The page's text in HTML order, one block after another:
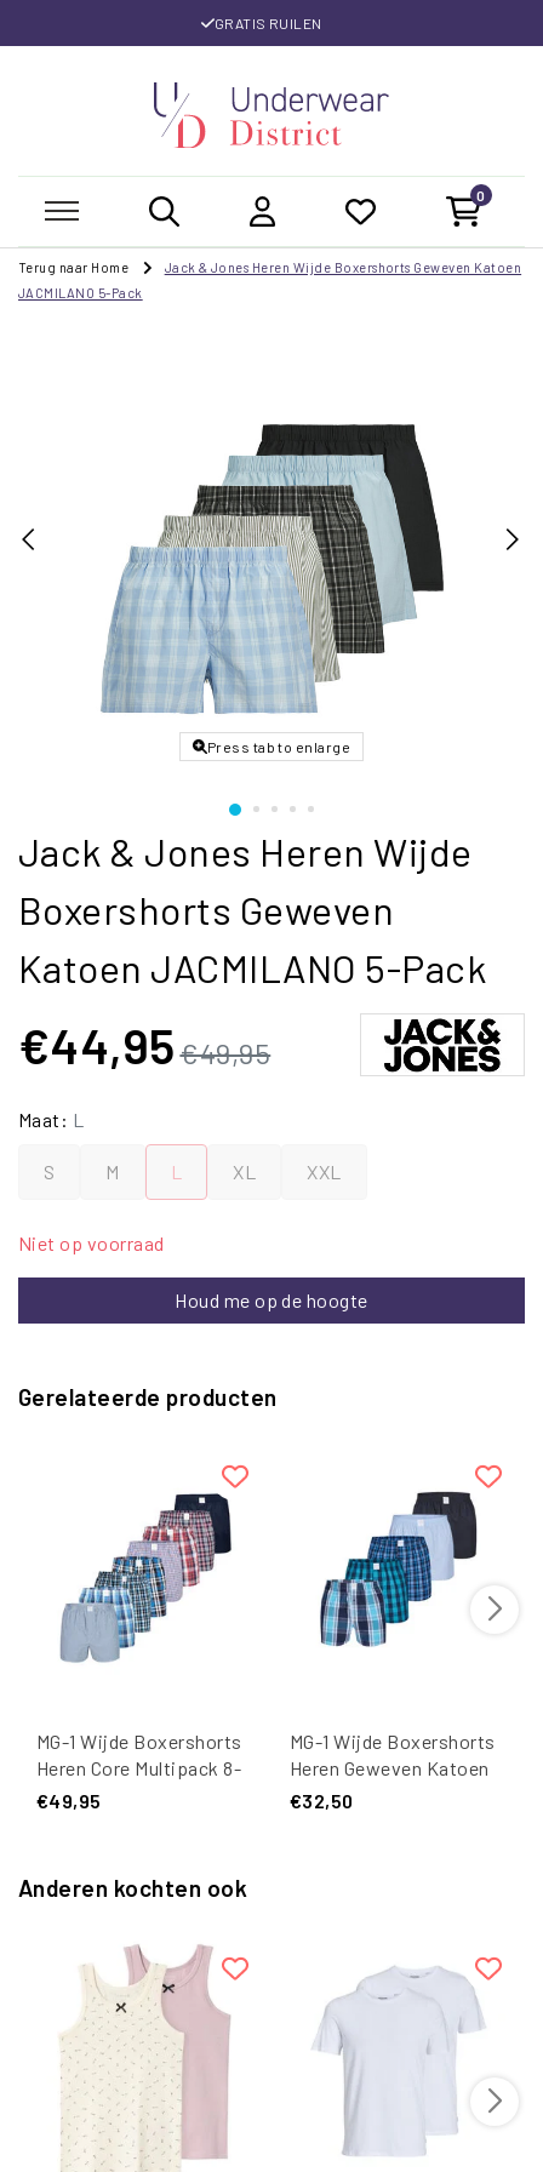
GRATIS RUILEN
0
Terug naar Home
Jack & Jones Heren Wijde Boxershorts Geweven Katoen
JACMILANO 5-Pack
Press tab to enlarge
Jack & Jones Heren Wijde
Boxershorts Geweven
Katoen JACMILANO 5-Pack
€44,95€49,95
Maat: L
S M L XL XXL
Niet op voorraad
Houd me op de hoogte
Gerelateerde producten
MG-1 Wijde Boxershorts
Heren Core Multipack 8-
Pack
€49,95
MG-1 Wijde Boxershorts
Heren Geweven Katoen
5-Pack Blauw/Zwart
€32,50
Anderen kochten ook